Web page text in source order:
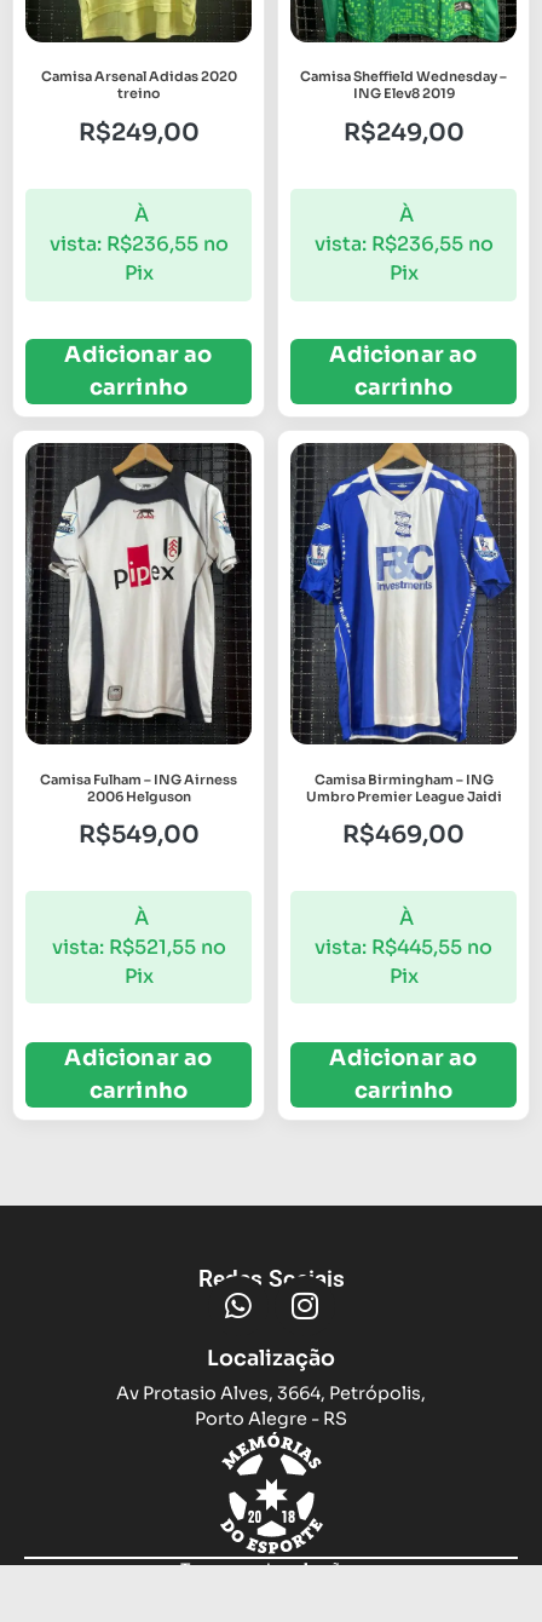
Camisa Arsenal Adidas 2020
treino
R$249,00
À
vista: R$236,55 no
Pix
Adicionar ao
carrinho
Camisa Sheffield Wednesday –
ING Elev8 2019
R$249,00
À
vista: R$236,55 no
Pix
Adicionar ao
carrinho
Camisa Fulham – ING Airness
2006 Helguson
R$549,00
À
vista: R$521,55 no
Pix
Adicionar ao
carrinho
Camisa Birmingham – ING
Umbro Premier League Jaidi
R$469,00
À
vista: R$445,55 no
Pix
Adicionar ao
carrinho
Redes Sociais
Localização
Av Protasio Alves, 3664, Petrópolis,
Porto Alegre - RS
Trocas e devoluções